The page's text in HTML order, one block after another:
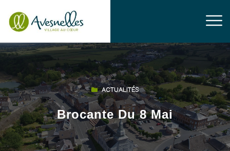
ACTUALITÉS
Brocante Du 8 Mai